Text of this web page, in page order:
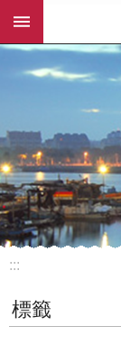
跳到主要內容區塊
:::
標籤